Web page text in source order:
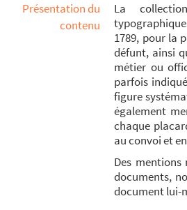
Villes diverses
Ventes immobilières et mobilières
Présentation du
contenu
La
1789, pour la
défunt, ainsi
métier ou
parfois
figure
également
chaque
au convoi et
Des
documents,
document lui-